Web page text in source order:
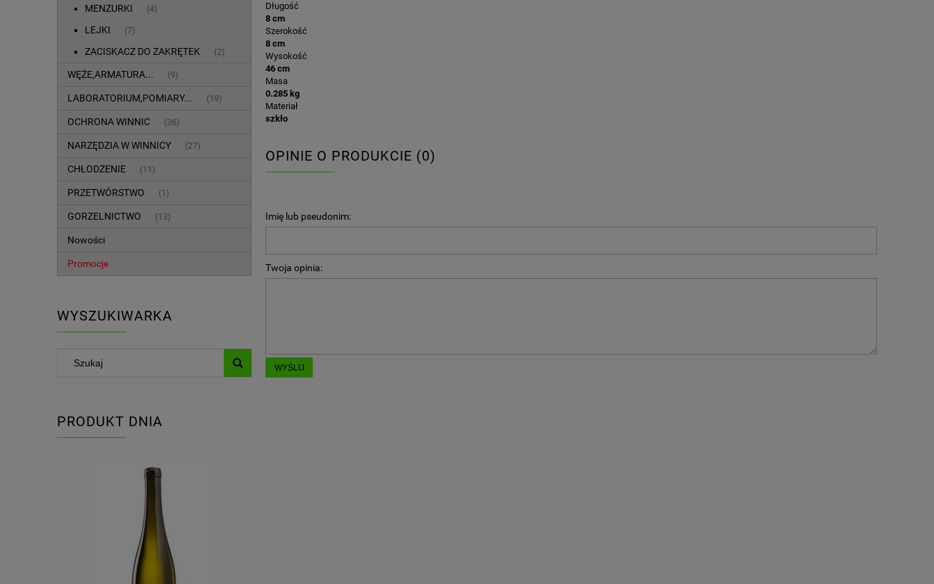
MENZURKI (4)
LEJKI (7)
ZACISKACZ DO ZAKRĘTEK (2)
WĘŻE,ARMATURA... (9)
LABORATORIUM,POMIARY... (19)
OCHRONA WINNIC (36)
NARZĘDZIA W WINNICY (27)
CHŁODZENIE (11)
PRZETWÓRSTWO (1)
GORZELNICTWO (13)
Nowości
Promocje
WYSZUKIWARKA
PRODUKT DNIA
Długość
8 cm
Szerokość
8 cm
Wysokość
46 cm
Masa
0.285 kg
Materiał
szkło
OPINIE O PRODUKCIE (0)
Imię lub pseudonim:
Twoja opinia:
WYŚLIJ